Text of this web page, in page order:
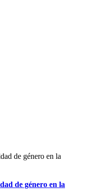
de género en la